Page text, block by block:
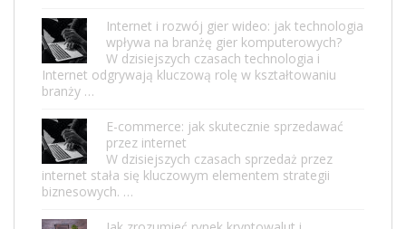
Internet i rozwój gier wideo: jak technologia
wpływa na branżę gier komputerowych?
W dzisiejszych czasach technologia i
Internet odgrywają kluczową rolę w kształtowaniu
branży …
E-commerce: jak skutecznie sprzedawać
przez internet
W dzisiejszych czasach sprzedaż przez
internet stała się kluczowym elementem strategii
biznesowych. …